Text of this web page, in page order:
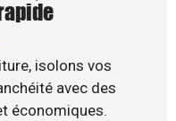
isolons vos
avec des
économiques.